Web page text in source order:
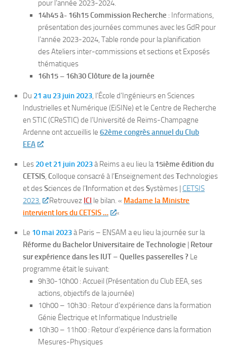
pour l’année 2023-2024.
14h45 à- 16h15 Commission Recherche : Informations,
présentation des journées communes avec les GdR pour
l’année 2023-2024, Table ronde pour la planification
des Ateliers inter-commissions et sections et Exposés
thématiques
16h15 – 16h30 Clôture de la journée
Du 21 au 23 juin 2023, l’École d’Ingénieurs en Sciences
Industrielles et Numérique (EiSINe) et le Centre de Recherche
en STIC (CReSTIC) de l’Université de Reims-Champagne
Ardenne ont accueillis le 62ème congrès annuel du Club
EEA
.
Les 20 et 21 juin 2023à Reims a eu lieu la15ième édition du
CETSIS, Colloque consacré à l’Enseignement desTechnologies
et desSciences de l’Information et desSystèmes | CETSIS
2023.
Retrouvez ICI le bilan. « Madame la Ministre
intervient lors du CETSIS …
«
Le 10 mai 2023à Paris – ENSAM a eu lieu la journée sur la
Réforme du Bachelor Universitaire de Technologie | Retour
sur expérience dans les IUT – Quelles passerelles ? Le
programme était le suivant:
9h30-10h00 : Accueil (Présentation du Club EEA, ses
actions, objectifs de la journée)
10h00 – 10h30 : Retour d’expérience dans la formation
Génie Électrique et Informatique Industrielle
10h30 – 11h00 : Retour d’expérience dans la formation
Mesures-Physiques